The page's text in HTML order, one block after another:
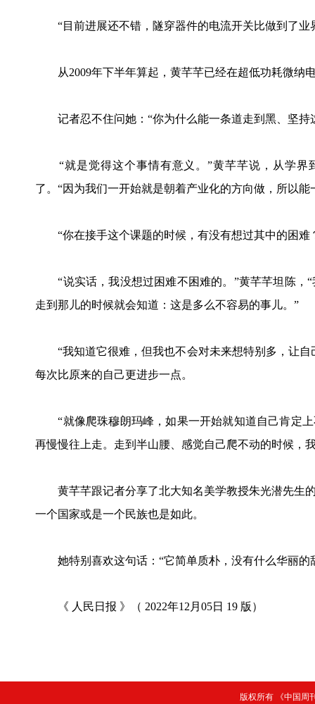
“目前进展还不错，隧穿器件的电流开关比做到了业
从2009年下半年算起，黄芊芊已经在超低功耗微纳
记者忍不住问她：“你为什么能一条道走到黑、坚持
“就是觉得这个事情有意义。”黄芊芊说，从学界
了。“因为我们一开始就是朝着产业化的方向做，所以
“你在接手这个课题的时候，有没有想过其中的困难
“说实话，我没想过困难不困难的。”黄芊芊坦陈，“
走到那儿的时候就会知道：这是多么不容易的事儿。”
“我知道它很难，但我也不会对未来想特别多，让自
每次比原来的自己更进步一点。
“就像爬珠穆朗玛峰，如果一开始就知道自己肯定上
再慢慢往上走。走到半山腰、感觉自己爬不动的时候，
黄芊芊跟记者分享了北大知名美学教授朱光潜先生
一个国家或是一个民族也是如此。
她特别喜欢这句话：“它简单质朴，没有什么华丽的
《 人民日报 》（ 2022年12月05日 19 版）
版权所有 《中国周